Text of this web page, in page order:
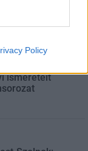
Policy
ismereteit